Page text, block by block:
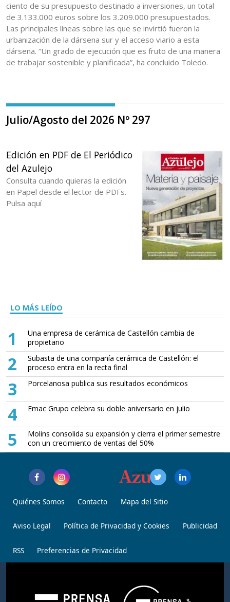
ciento de su presupuesto destinado a inversiones, un total
de 3.133.000 euros sobre los 3.209.000 presupuestados.
Las principales líneas sobre las que se invirtió fueron la
urbanización de la dársena sur y el acceso viario a esta
dársena. “Un grado de ejecución que es fruto de una manera
de trabajar sostenible y planificada”, ha concluido Toledo.
Julio/Agosto del 2026 Nº 297
Edición en PDF de El Periódico
del Azulejo
Consulta cuando quieras la edición
en Papel desde el lector de PDFs.
Pulsa aquí
LO MÁS LEÍDO
1
Una empresa de cerámica de Castellón cambia de
propietario
2
Subasta de una compañía cerámica de Castellón: el
proceso entra en la recta final
3 Porcelanosa publica sus resultados económicos
4 Emac Grupo celebra su doble aniversario en julio
5
Molins consolida su expansión y cierra el primer semestre
con un crecimiento de ventas del 50%
Quiénes Somos Contacto Mapa del Sitio
Aviso Legal Política de Privacidad y Cookies Publicidad
RSS Preferencias de Privacidad